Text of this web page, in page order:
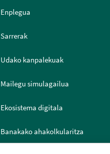
Enplegua
Sarrerak
Udako kanpalekuak
Mailegu simulagailua
Ekosistema digitala
Banakako ahakolkularitza